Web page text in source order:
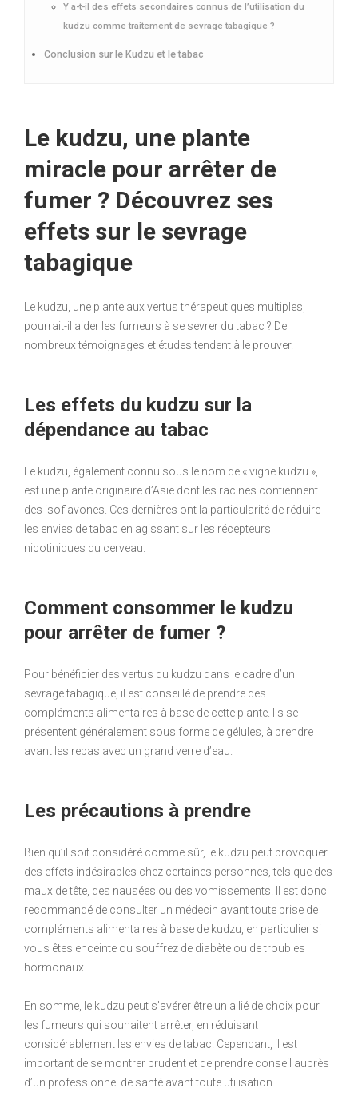
Y a-t-il des effets secondaires connus de l’utilisation du
kudzu comme traitement de sevrage tabagique ?
Conclusion sur le Kudzu et le tabac
Le kudzu, une plante
miracle pour arrêter de
fumer ? Découvrez ses
effets sur le sevrage
tabagique
Le kudzu, une plante aux vertus thérapeutiques multiples,
pourrait-il aider les fumeurs à se sevrer du tabac ? De
nombreux témoignages et études tendent à le prouver.
Les effets du kudzu sur la
dépendance au tabac
Le kudzu, également connu sous le nom de « vigne kudzu »,
est une plante originaire d’Asie dont les racines contiennent
des isoflavones. Ces dernières ont la particularité de réduire
les envies de tabac en agissant sur les récepteurs
nicotiniques du cerveau.
Comment consommer le kudzu
pour arrêter de fumer ?
Pour bénéficier des vertus du kudzu dans le cadre d’un
sevrage tabagique, il est conseillé de prendre des
compléments alimentaires à base de cette plante. Ils se
présentent généralement sous forme de gélules, à prendre
avant les repas avec un grand verre d’eau.
Les précautions à prendre
Bien qu’il soit considéré comme sûr, le kudzu peut provoquer
des effets indésirables chez certaines personnes, tels que des
maux de tête, des nausées ou des vomissements. Il est donc
recommandé de consulter un médecin avant toute prise de
compléments alimentaires à base de kudzu, en particulier si
vous êtes enceinte ou souffrez de diabète ou de troubles
hormonaux.
En somme, le kudzu peut s’avérer être un allié de choix pour
les fumeurs qui souhaitent arrêter, en réduisant
considérablement les envies de tabac. Cependant, il est
important de se montrer prudent et de prendre conseil auprès
d’un professionnel de santé avant toute utilisation.